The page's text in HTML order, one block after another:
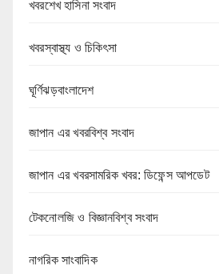
খবরশেখ হাসিনা সংবাদ
খবরস্বাস্থ্য ও চিকিৎসা
ঘূর্ণিঝড়বাংলাদেশ
জাপান এর খবরবিশ্ব সংবাদ
জাপান এর খবরসামরিক খবর: ডিফেন্স আপডেট
টেকনোলজি ও বিজ্ঞানবিশ্ব সংবাদ
নাগরিক সাংবাদিক